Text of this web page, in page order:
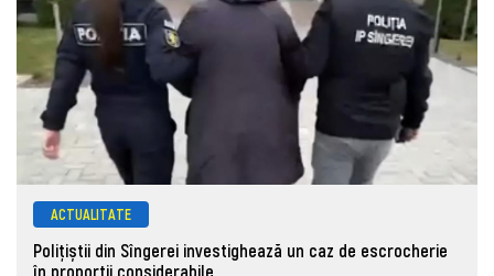
ACTUALITATE
Polițiștii din Sîngerei investighează un caz de escrocherie
în proporții considerabile